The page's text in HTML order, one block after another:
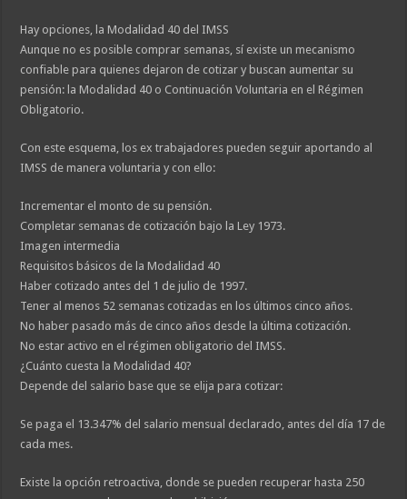
Hay opciones, la Modalidad 40 del IMSS
Aunque no es posible comprar semanas, sí existe un mecanismo
confiable para quienes dejaron de cotizar y buscan aumentar su
pensión: la Modalidad 40 o Continuación Voluntaria en el Régimen
Obligatorio.
Con este esquema, los ex trabajadores pueden seguir aportando al
IMSS de manera voluntaria y con ello:
Incrementar el monto de su pensión.
Completar semanas de cotización bajo la Ley 1973.
Imagen intermedia
Requisitos básicos de la Modalidad 40
Haber cotizado antes del 1 de julio de 1997.
Tener al menos 52 semanas cotizadas en los últimos cinco años.
No haber pasado más de cinco años desde la última cotización.
No estar activo en el régimen obligatorio del IMSS.
¿Cuánto cuesta la Modalidad 40?
Depende del salario base que se elija para cotizar:
Se paga el 13.347% del salario mensual declarado, antes del día 17 de
cada mes.
Existe la opción retroactiva, donde se pueden recuperar hasta 250